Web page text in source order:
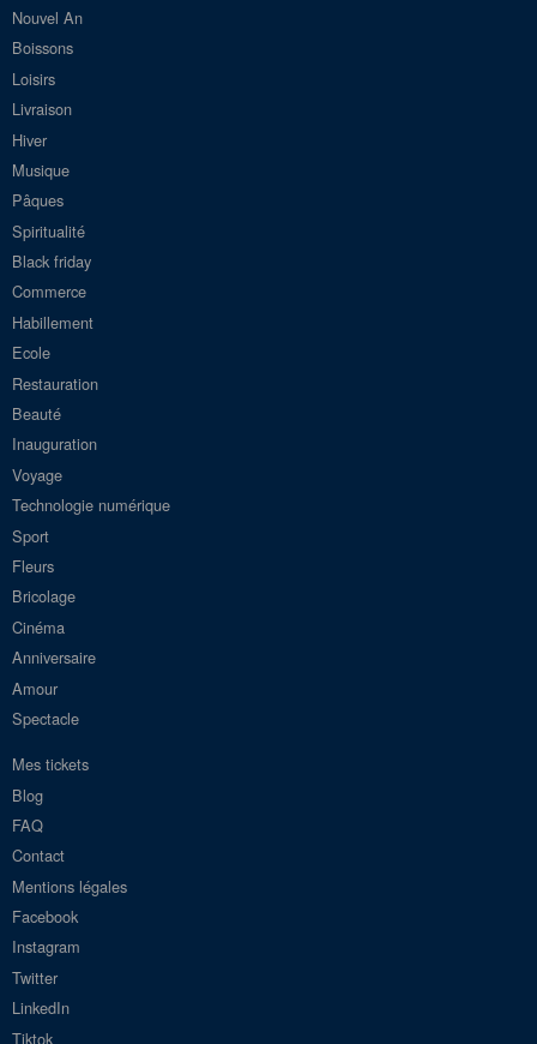
Nouvel An
Boissons
Loisirs
Livraison
Hiver
Musique
Pâques
Spiritualité
Black friday
Commerce
Habillement
Ecole
Restauration
Beauté
Inauguration
Voyage
Technologie numérique
Sport
Fleurs
Bricolage
Cinéma
Anniversaire
Amour
Spectacle
Mes tickets
Blog
FAQ
Contact
Mentions légales
Facebook
Instagram
Twitter
LinkedIn
Tiktok